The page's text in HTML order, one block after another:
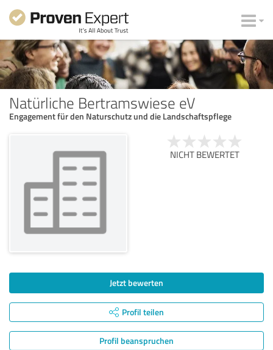
Natürliche Bertramswiese eV
Engagement für den Naturschutz und die Landschaftspflege
NICHT BEWERTET
Jetzt bewerten
Profil teilen
Profil beanspruchen